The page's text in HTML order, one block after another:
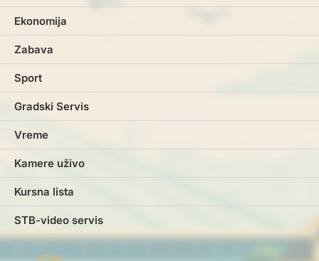
Ekonomija
Zabava
Sport
Gradski Servis
Vreme
Kamere uživo
Kursna lista
STB-video servis